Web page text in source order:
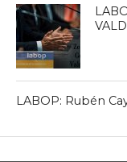
LABOP: Rubén